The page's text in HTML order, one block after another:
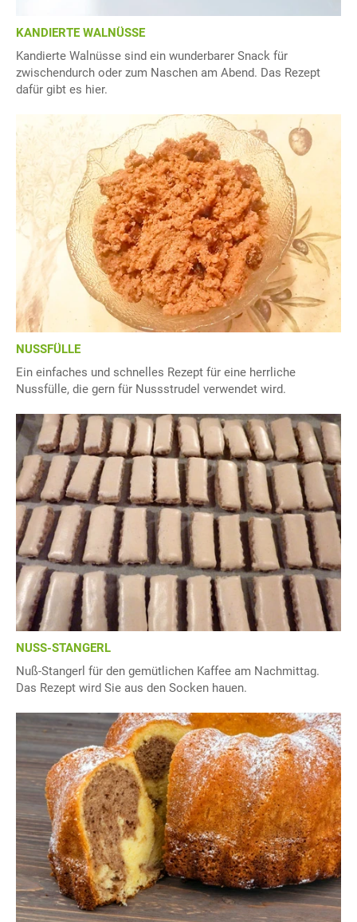
KANDIERTE WALNÜSSE
Kandierte Walnüsse sind ein wunderbarer Snack für
zwischendurch oder zum Naschen am Abend. Das Rezept
dafür gibt es hier.
NUSSFÜLLE
Ein einfaches und schnelles Rezept für eine herrliche
Nussfülle, die gern für Nussstrudel verwendet wird.
NUSS-STANGERL
Nuß-Stangerl für den gemütlichen Kaffee am Nachmittag.
Das Rezept wird Sie aus den Socken hauen.